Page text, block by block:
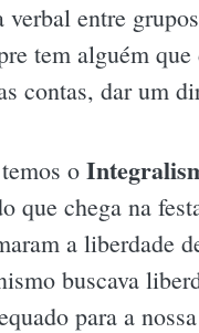
entre
tem alguém
contas, dar um
o
que chega na
a liberdade
buscava
para a